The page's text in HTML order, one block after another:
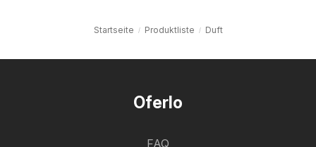
Startseite Produktliste Duft
Oferlo
FAQ